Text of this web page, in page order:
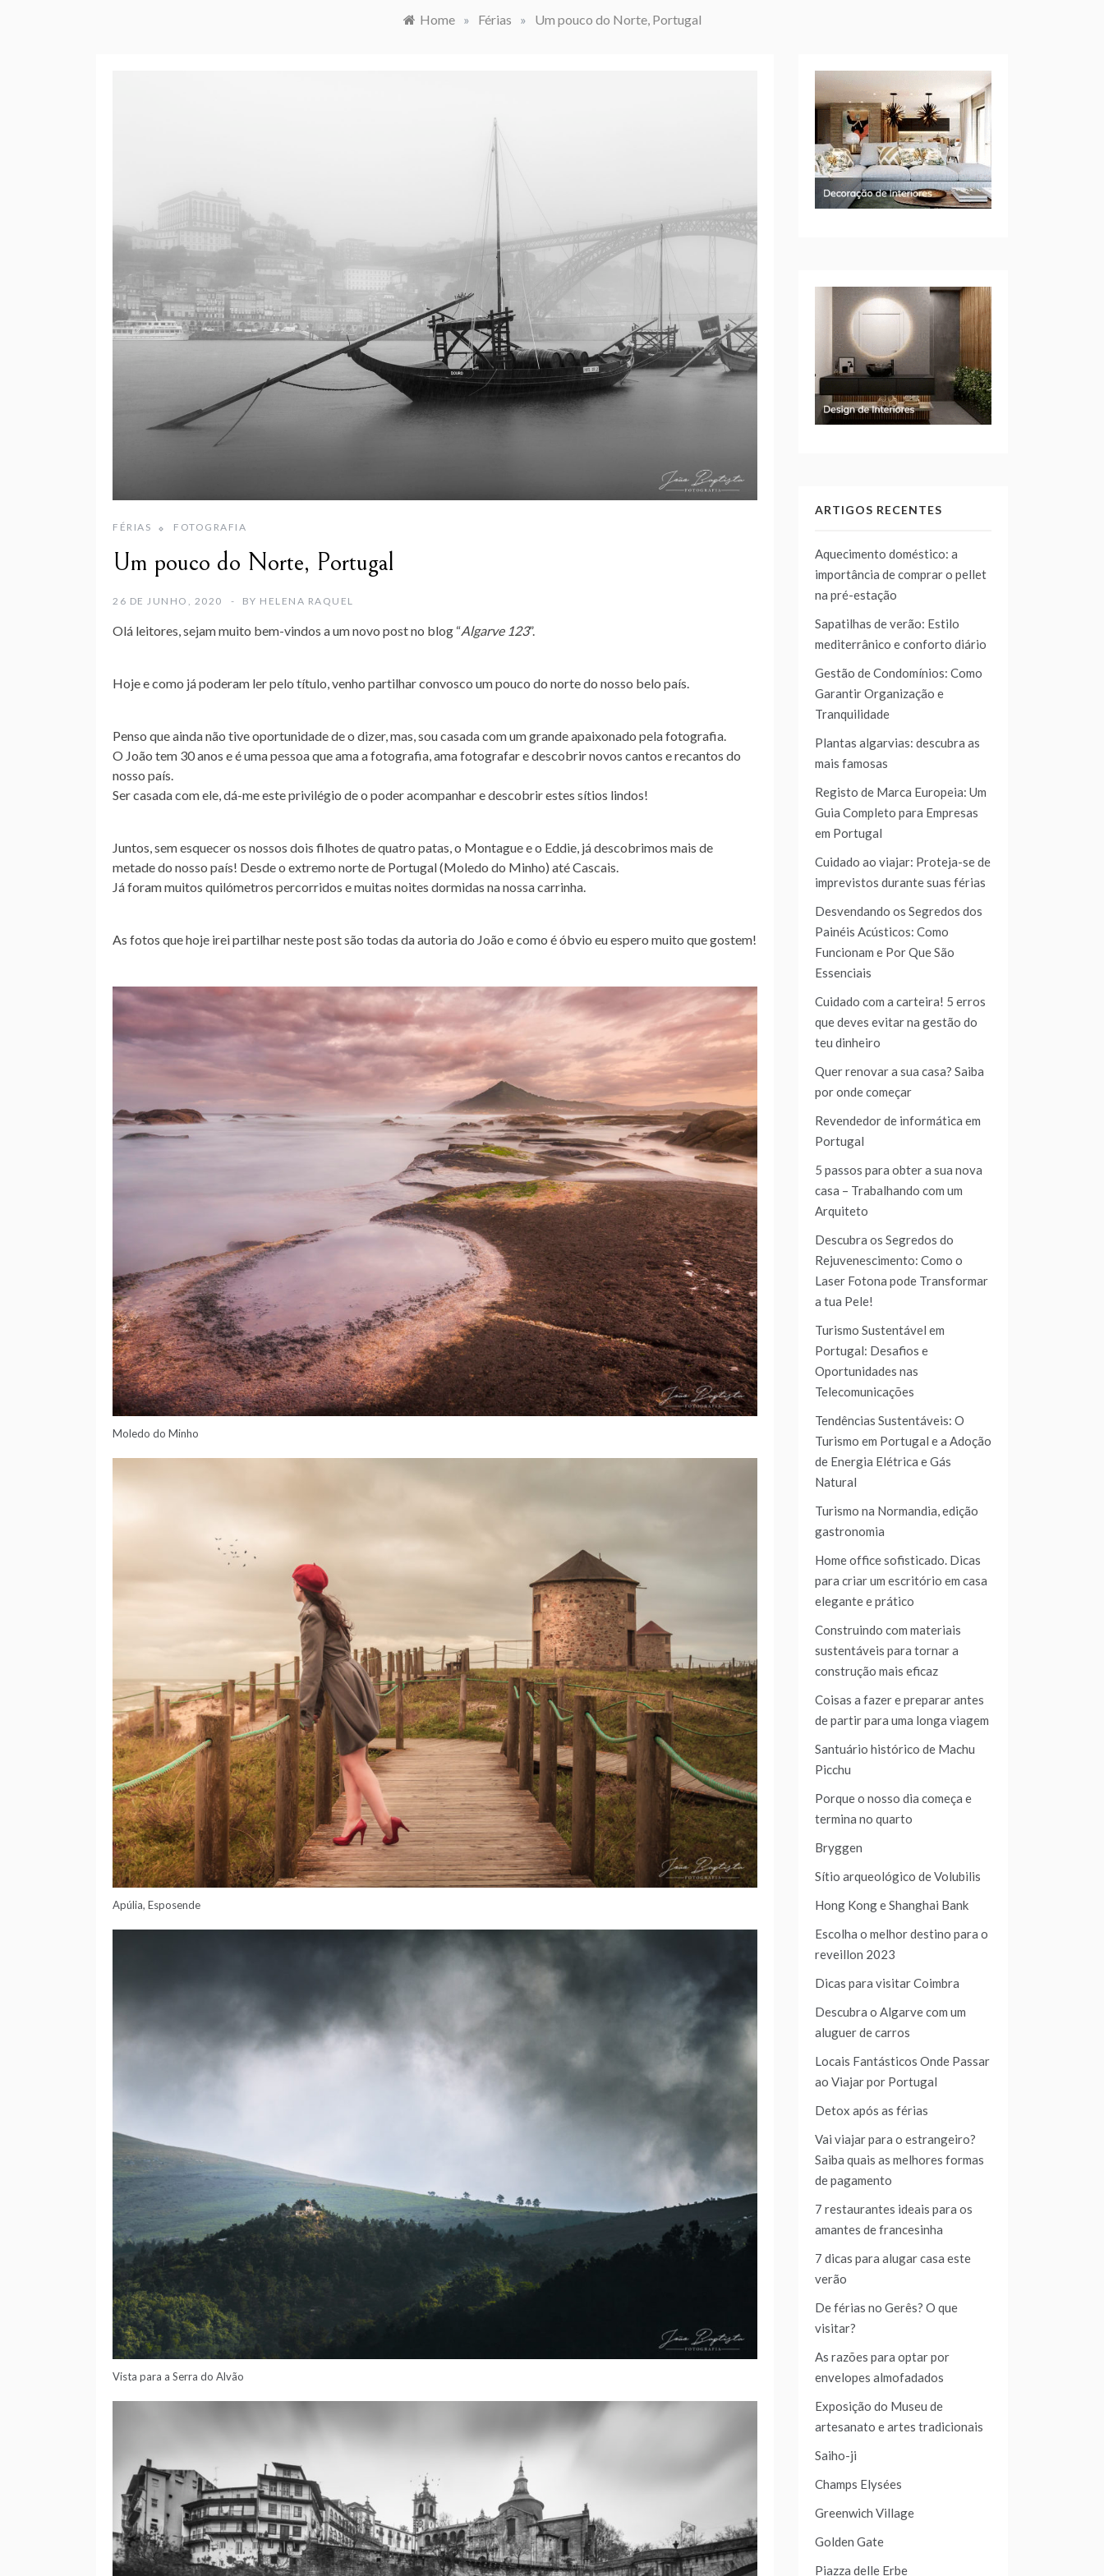
Home » Férias » Um pouco do Norte, Portugal
FÉRIAS FOTOGRAFIA
Um pouco do Norte, Portugal
26 DE JUNHO, 2020 BY HELENA RAQUEL
Olá leitores, sejam muito bem-vindos a um novo post no blog “Algarve 123”.
Hoje e como já poderam ler pelo título, venho partilhar convosco um pouco do norte do nosso belo país.
Penso que ainda não tive oportunidade de o dizer, mas, sou casada com um grande apaixonado pela fotografia.
O João tem 30 anos e é uma pessoa que ama a fotografia, ama fotografar e descobrir novos cantos e recantos do
nosso país.
Ser casada com ele, dá-me este privilégio de o poder acompanhar e descobrir estes sítios lindos!
Juntos, sem esquecer os nossos dois filhotes de quatro patas, o Montague e o Eddie, já descobrimos mais de
metade do nosso país! Desde o extremo norte de Portugal (Moledo do Minho) até Cascais.
Já foram muitos quilómetros percorridos e muitas noites dormidas na nossa carrinha.
As fotos que hoje irei partilhar neste post são todas da autoria do João e como é óbvio eu espero muito que gostem!
Moledo do Minho
Apúlia, Esposende
Vista para a Serra do Alvão
ARTIGOS RECENTES
Aquecimento doméstico: a
importância de comprar o pellet
na pré-estação
Sapatilhas de verão: Estilo
mediterrânico e conforto diário
Gestão de Condomínios: Como
Garantir Organização e
Tranquilidade
Plantas algarvias: descubra as
mais famosas
Registo de Marca Europeia: Um
Guia Completo para Empresas
em Portugal
Cuidado ao viajar: Proteja-se de
imprevistos durante suas férias
Desvendando os Segredos dos
Painéis Acústicos: Como
Funcionam e Por Que São
Essenciais
Cuidado com a carteira! 5 erros
que deves evitar na gestão do
teu dinheiro
Quer renovar a sua casa? Saiba
por onde começar
Revendedor de informática em
Portugal
5 passos para obter a sua nova
casa – Trabalhando com um
Arquiteto
Descubra os Segredos do
Rejuvenescimento: Como o
Laser Fotona pode Transformar
a tua Pele!
Turismo Sustentável em
Portugal: Desafios e
Oportunidades nas
Telecomunicações
Tendências Sustentáveis: O
Turismo em Portugal e a Adoção
de Energia Elétrica e Gás
Natural
Turismo na Normandia, edição
gastronomia
Home office sofisticado. Dicas
para criar um escritório em casa
elegante e prático
Construindo com materiais
sustentáveis para tornar a
construção mais eficaz
Coisas a fazer e preparar antes
de partir para uma longa viagem
Santuário histórico de Machu
Picchu
Porque o nosso dia começa e
termina no quarto
Bryggen
Sítio arqueológico de Volubilis
Hong Kong e Shanghai Bank
Escolha o melhor destino para o
reveillon 2023
Dicas para visitar Coimbra
Descubra o Algarve com um
aluguer de carros
Locais Fantásticos Onde Passar
ao Viajar por Portugal
Detox após as férias
Vai viajar para o estrangeiro?
Saiba quais as melhores formas
de pagamento
7 restaurantes ideais para os
amantes de francesinha
7 dicas para alugar casa este
verão
De férias no Gerês? O que
visitar?
As razões para optar por
envelopes almofadados
Exposição do Museu de
artesanato e artes tradicionais
Saiho-ji
Champs Elysées
Greenwich Village
Golden Gate
Piazza delle Erbe